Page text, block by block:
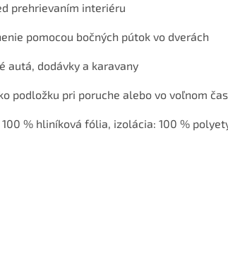
prehrievaním interiéru
pomocou bočných pútok vo dverách
autá, dodávky a karavany
podložku pri poruche alebo vo voľnom
% hliníková fólia, izolácia: 100 %